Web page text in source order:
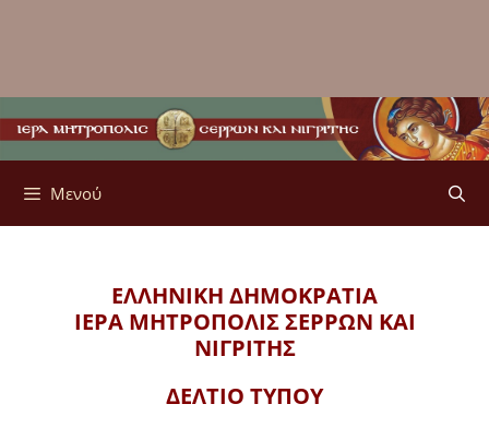
Μενού
ΕΛΛΗΝΙΚΗ ΔΗΜΟΚΡΑΤΙΑ
ΙΕΡΑ ΜΗΤΡΟΠΟΛΙΣΣΕΡΡΩΝ ΚΑΙ
ΝΙΓΡΙΤΗΣ
ΔΕΛΤΙΟ ΤΥΠΟΥ